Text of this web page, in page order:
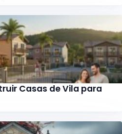
Casas de Vila para